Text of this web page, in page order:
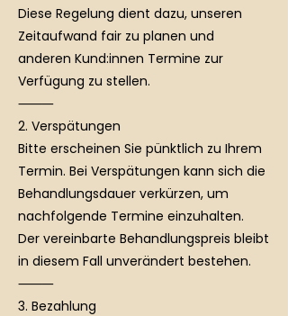
Diese Regelung dient dazu, unseren
Zeitaufwand fair zu planen und
anderen Kund:innen Termine zur
Verfügung zu stellen.
⸻
2. Verspätungen
Bitte erscheinen Sie pünktlich zu Ihrem
Termin. Bei Verspätungen kann sich die
Behandlungsdauer verkürzen, um
nachfolgende Termine einzuhalten.
Der vereinbarte Behandlungspreis bleibt
in diesem Fall unverändert bestehen.
⸻
3. Bezahlung